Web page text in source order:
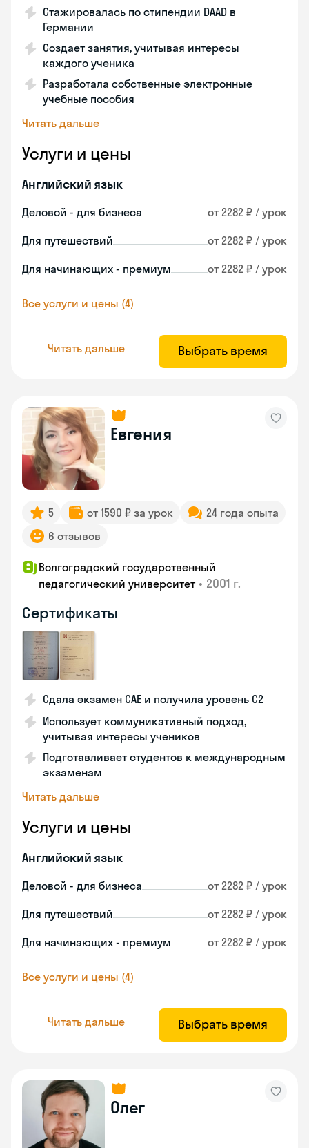
Стажировалась по стипендии DAAD в
Германии
Создает занятия, учитывая интересы
каждого ученика
Разработала собственные электронные
учебные пособия
Читать дальше
Услуги и цены
Английский язык
Деловой - для бизнеса от 2282 ₽ / урок
Для путешествий от 2282 ₽ / урок
Для начинающих - премиум от 2282 ₽ / урок
Все услуги и цены (4)
Читать дальше Выбрать время
Евгения
5 от 1590 ₽ за урок
24 года опыта
6 отзывов
Волгоградский государственный
педагогический университет • 2001 г.
Сертификаты
Сдала экзамен CAE и получила уровень С2
Использует коммуникативный подход,
учитывая интересы учеников
Подготавливает студентов к международным
экзаменам
Читать дальше
Услуги и цены
Английский язык
Деловой - для бизнеса от 2282 ₽ / урок
Для путешествий от 2282 ₽ / урок
Для начинающих - премиум от 2282 ₽ / урок
Все услуги и цены (4)
Читать дальше Выбрать время
Олег